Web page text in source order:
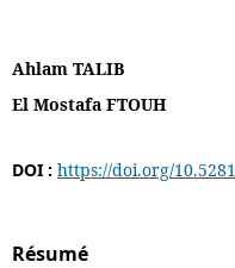
Ahlam TALIB
El Mostafa FTOUH
DOI : https://doi.org/
Résumé